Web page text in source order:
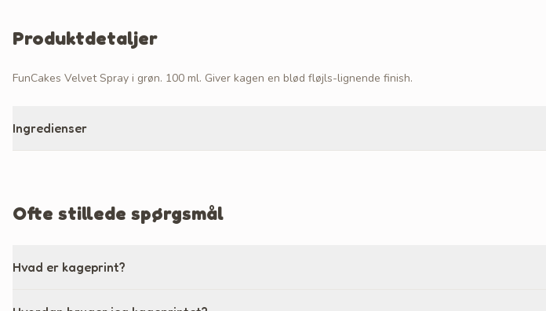
Produktdetaljer
FunCakes Velvet Spray i grøn. 100 ml. Giver kagen en blød fløjls-lignende finish.
Ingredienser
Ofte stillede spørgsmål
Hvad er kageprint?